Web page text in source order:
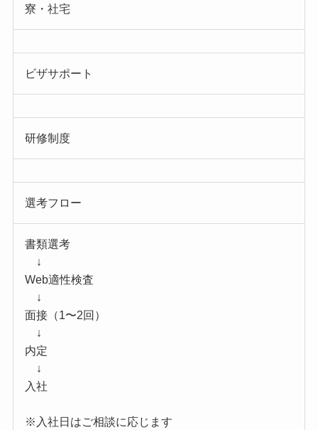
寮・社宅
ビザサポート
研修制度
選考フロー
書類選考
↓
Web適性検査
↓
面接（1〜2回）
↓
内定
↓
入社
※入社日はご相談に応じます